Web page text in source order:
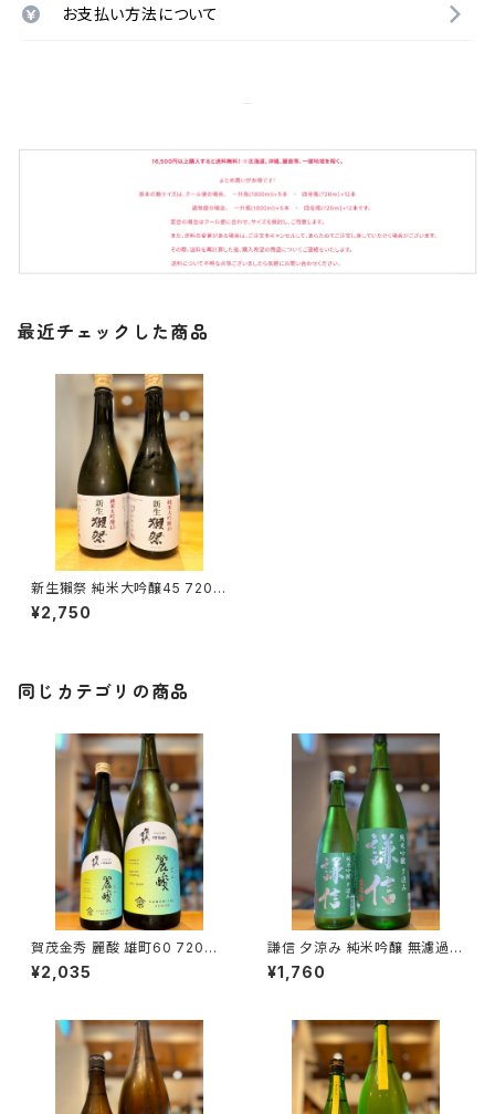
お支払い方法について
最近チェックした商品
新生獺祭 純米大吟醸45 720m
l１本（旭酒造・山口県岩国市周
東町）
¥2,750
同じカテゴリの商品
賀茂金秀 麗酸 雄町60 720ml
１本（金光酒造・広島県東広島市
黒瀬町）
¥2,035
謙信 夕涼み 純米吟醸 無濾過生
720ml１本（池田屋酒造・新潟
県糸魚川市新鉄）
¥1,760